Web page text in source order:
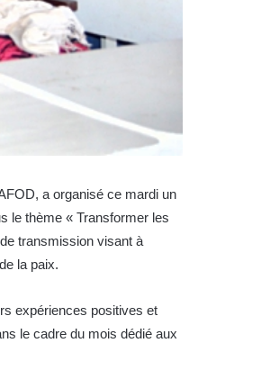
a organisé ce mardi un
le thème « Transformer les
transmission visant à
la paix.
expériences positives et
le cadre du mois dédié aux